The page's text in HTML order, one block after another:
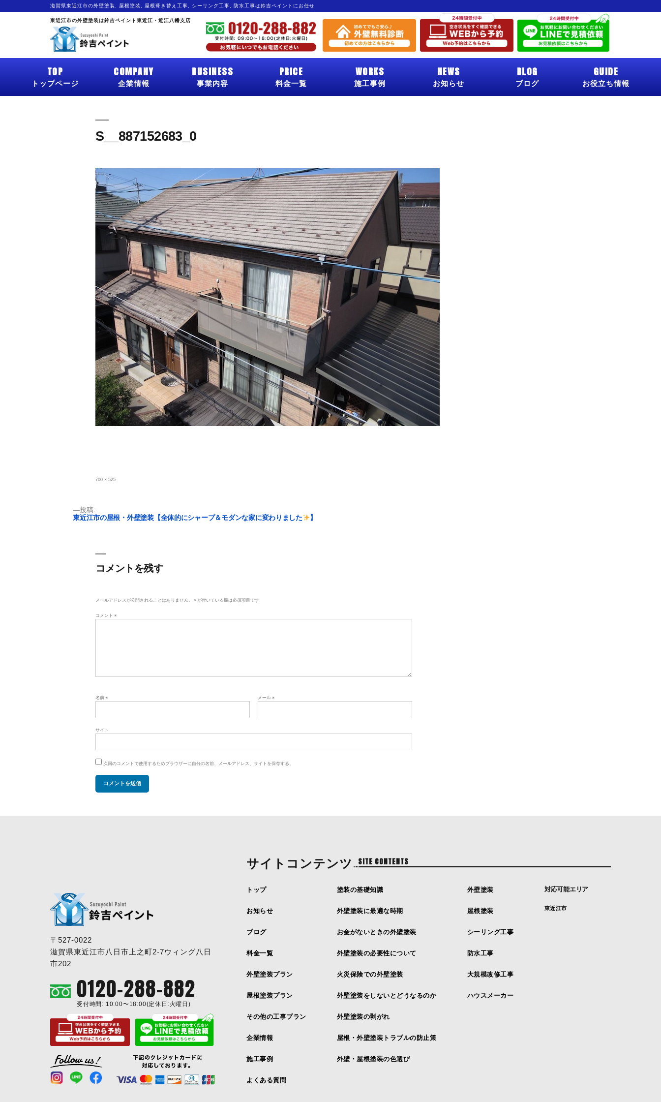
滋賀県東近江市の外壁塗装, 屋根塗装, 屋根葺き替え工事, シーリング工事, 防水工事は鈴吉ペイントにお任せ
東近江市の外壁塗装は鈴吉ペイント東近江・近江八幡支店
TOP
トップページ
COMPANY
企業情報
BUSINESS
事業内容
PRICE
料金一覧
WORKS
施工事例
NEWS
お知らせ
BLOG
ブログ
GUIDE
お役立ち情報
S__887152683_0
フ
700 × 525
投稿:
東近江市の屋根・外壁塗装【全体的にシャープ＆モダンな家に変わりました
】
コメントを残す
メールアドレスが公開されることはありません。 ※ が付いている欄は必須項目です
コメント※
名前※ メール※
サイト
次回のコメントで使用するためブラウザーに自分の名前、メールアドレス、サイトを保存する。
〒527-0022
滋賀県東近江市八日市上之町2-7ウィング八日
市202
0120-288-882
受付時間: 10:00〜18:00(定休日:火曜日)
サイトコンテンツ SITE CONTENTS
トップ
お知らせ
ブログ
料金一覧
外壁塗装プラン
屋根塗装プラン
その他の工事プラン
企業情報
施工事例
よくある質問
塗装の基礎知識
外壁塗装に最適な時期
お金がないときの外壁塗装
外壁塗装の必要性について
火災保険での外壁塗装
外壁塗装をしないとどうなるのか
外壁塗装の剥がれ
屋根・外壁塗装トラブルの防止策
外壁・屋根塗装の色選び
外壁塗装
屋根塗装
シーリング工事
防水工事
大規模改修工事
ハウスメーカー
対応可能エリア
東近江市